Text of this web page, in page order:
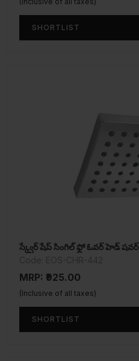
SHORTLIST
స్క్వేర్ షేప్ సింగిల్ ఫ్లో ఓవర్ హెడ్ షవర్
MRP: ₹925.00
(Inclusive of all taxes)
SHORTLIST